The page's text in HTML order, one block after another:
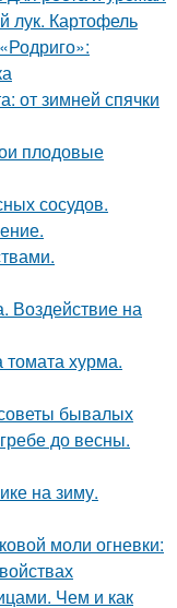
лук. Картофель
от зимней спячки
плодовые
сосудов.
Воздействие на
томата хурма.
бывалых
до весны.
на зиму.
моли огневки:
Чем и как